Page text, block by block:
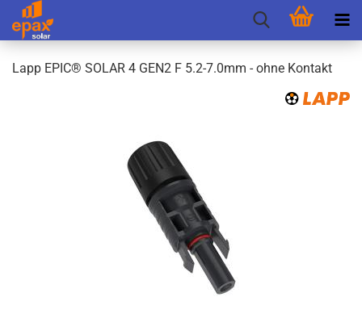
Lapp EPIC® SOLAR 4 GEN2 F 5.2-7.0mm - ohne Kon­takt